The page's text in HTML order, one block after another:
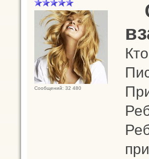
Сообщений: 32 480